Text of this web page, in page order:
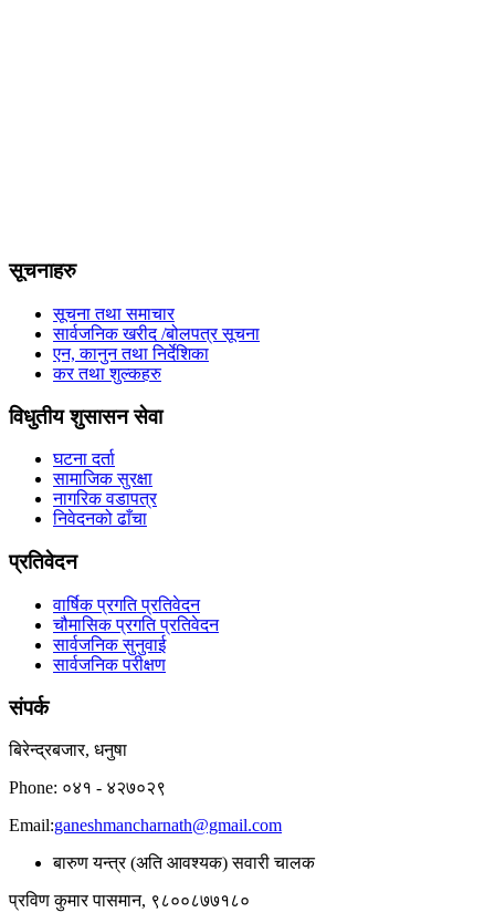
सूचनाहरु
सूचना तथा समाचार
सार्वजनिक खरीद /बोलपत्र सूचना
एन, कानुन तथा निर्देशिका
कर तथा शुल्कहरु
विधुतीय शुसासन सेवा
घटना दर्ता
सामाजिक सुरक्षा
नागरिक वडापत्र
निवेदनको ढाँचा
प्रतिवेदन
वार्षिक प्रगति प्रतिवेदन
चौमासिक प्रगति प्रतिवेदन
सार्वजनिक सुनुवाई
सार्वजनिक परीक्षण
संपर्क
बिरेन्द्रबजार, धनुषा
Phone: ०४१ - ४२७०२९
Email:ganeshmancharnath@gmail.com
बारुण यन्त्र (अति आवश्यक) सवारी चालक
प्रविण कुमार पासमान, ९८००८७७१८०